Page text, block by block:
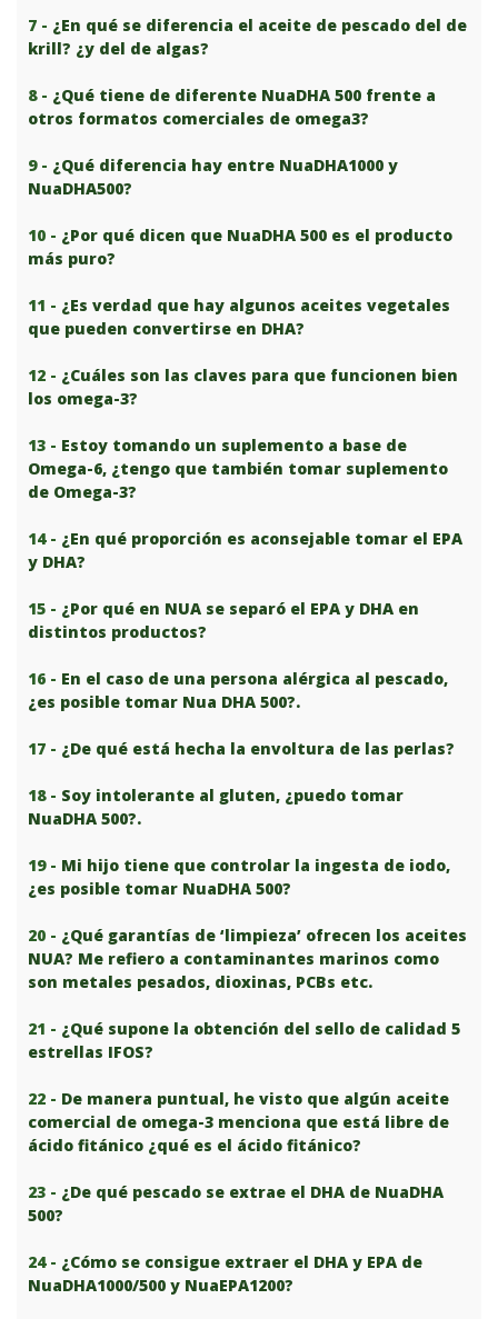
7 - ¿En qué se diferencia el aceite de pescado del de
krill? ¿y del de algas?
8 - ¿Qué tiene de diferente NuaDHA 500 frente a
otros formatos comerciales de omega3?
9 - ¿Qué diferencia hay entre NuaDHA1000 y
NuaDHA500?
10 - ¿Por qué dicen que NuaDHA 500 es el producto
más puro?
11 - ¿Es verdad que hay algunos aceites vegetales
que pueden convertirse en DHA?
12 - ¿Cuáles son las claves para que funcionen bien
los omega-3?
13 - Estoy tomando un suplemento a base de
Omega-6, ¿tengo que también tomar suplemento
de Omega-3?
14 - ¿En qué proporción es aconsejable tomar el EPA
y DHA?
15 - ¿Por qué en NUA se separó el EPA y DHA en
distintos productos?
16 - En el caso de una persona alérgica al pescado,
¿es posible tomar Nua DHA 500?.
17 - ¿De qué está hecha la envoltura de las perlas?
18 - Soy intolerante al gluten, ¿puedo tomar
NuaDHA 500?.
19 - Mi hijo tiene que controlar la ingesta de iodo,
¿es posible tomar NuaDHA 500?
20 - ¿Qué garantías de ‘limpieza’ ofrecen los aceites
NUA? Me refiero a contaminantes marinos como
son metales pesados, dioxinas, PCBs etc.
21 - ¿Qué supone la obtención del sello de calidad 5
estrellas IFOS?
22 - De manera puntual, he visto que algún aceite
comercial de omega-3 menciona que está libre de
ácido fitánico ¿qué es el ácido fitánico?
23 - ¿De qué pescado se extrae el DHA de NuaDHA
500?
24 - ¿Cómo se consigue extraer el DHA y EPA de
NuaDHA1000/500 y NuaEPA1200?